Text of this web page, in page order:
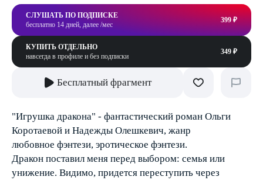
СЛУШАТЬ ПО ПОДПИСКЕ
бесплатно 14 дней, далее /мес
399 ₽
КУПИТЬ ОТДЕЛЬНО
навсегда в профиле и без подписки
349 ₽
Бесплатный фрагмент
"Игрушка дракона" - фантастический роман Ольги
Коротаевой и Надежды Олешкевич, жанр
любовное фэнтези, эротическое фэнтези.
Дракон поставил меня перед выбором: семья или
унижение. Видимо, придется переступить через